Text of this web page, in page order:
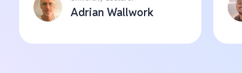
Adrian Wallwork